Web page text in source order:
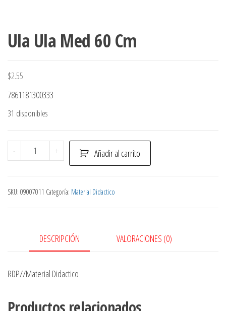
Ula Ula Med 60 Cm
$2.55
7861181300333
31 disponibles
-
Ula
60
+ Añadir al carrito
SKU: 09007011 Categoría: Material Didactico
DESCRIPCIÓN VALORACIONES (0)
RDP//Material Didactico